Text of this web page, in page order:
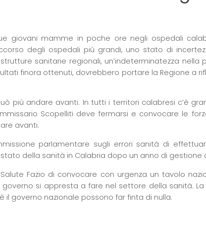
giovani mamme in poche ore negli ospedali
degli ospedali più grandi, uno stato di
sanitarie regionali, un’indeterminatezza nella
finora ottenuti, dovrebbero portare la Regione a
più andare avanti. In tutti i territori calabresi c’è
Scopelliti deve fermarsi e convocare le
avanti.
parlamentare sugli errori sanità di
della sanità in Calabria dopo un anno di gestione
Fazio di convocare con urgenza un tavolo
si appresta a fare nel settore della sanità. La
il governo nazionale possono far finta di nulla.